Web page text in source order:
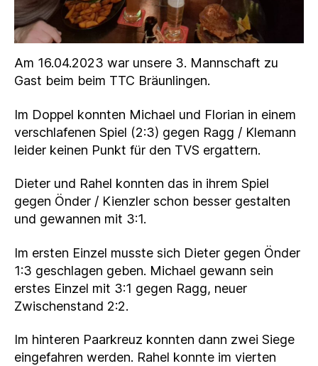
Am 16.04.2023 war unsere 3. Mannschaft zu
Gast beim beim TTC Bräunlingen.
Im Doppel konnten Michael und Florian in einem
verschlafenen Spiel (2:3) gegen Ragg / Klemann
leider keinen Punkt für den TVS ergattern.
Dieter und Rahel konnten das in ihrem Spiel
gegen Önder / Kienzler schon besser gestalten
und gewannen mit 3:1.
Im ersten Einzel musste sich Dieter gegen Önder
1:3 geschlagen geben. Michael gewann sein
erstes Einzel mit 3:1 gegen Ragg, neuer
Zwischenstand 2:2.
Im hinteren Paarkreuz konnten dann zwei Siege
eingefahren werden. Rahel konnte im vierten